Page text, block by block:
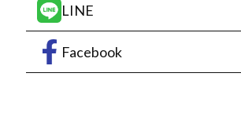
LINE
Facebook